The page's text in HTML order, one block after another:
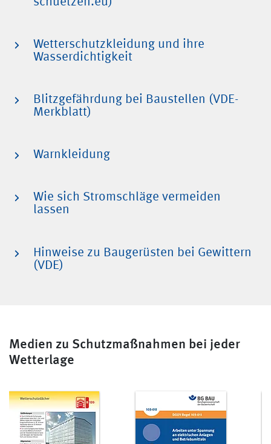
Wetterschutzkleidung und ihre
Wasserdichtigkeit
Blitzgefährdung bei Baustellen (VDE-
Merkblatt)
Warnkleidung
Wie sich Stromschläge vermeiden
lassen
Hinweise zu Baugerüsten bei Gewittern
(VDE)
Medien zu Schutzmaßnahmen bei jeder
Wetterlage